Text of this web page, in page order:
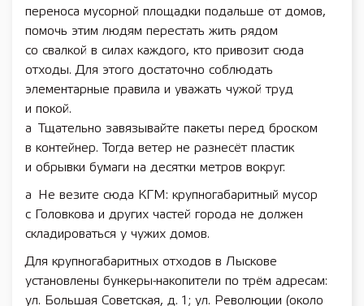
переноса мусорной площадки подальше от домов,
помочь этим людям перестать жить рядом
со свалкой в силах каждого, кто привозит сюда
отходы. Для этого достаточно соблюдать
элементарные правила и уважать чужой труд
и покой.
a Тщательно завязывайте пакеты перед броском
в контейнер. Тогда ветер не разнесёт пластик
и обрывки бумаги на десятки метров вокруг.
a Не везите сюда КГМ: крупногабаритный мусор
с Головкова и других частей города не должен
складироваться у чужих домов.
Для крупногабаритных отходов в Лыскове
установлены бункеры-накопители по трём адресам:
ул. Большая Советская, д. 1; ул. Революции (около